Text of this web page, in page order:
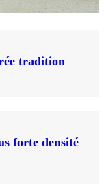
tradition
forte densité